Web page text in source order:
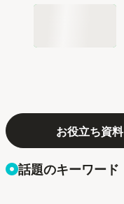
お役立ち資料
話題のキーワード